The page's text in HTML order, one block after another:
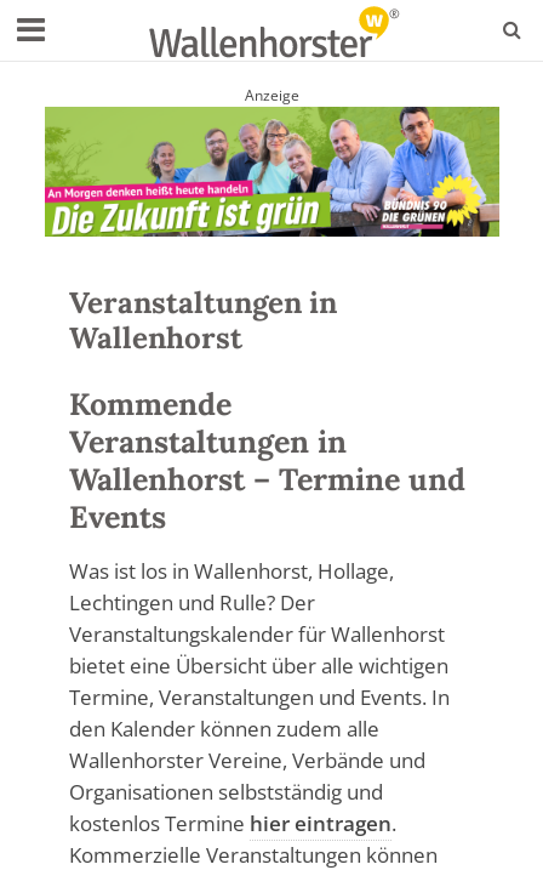
Anzeige
Veranstaltungen in
Wallenhorst
Kommende
Veranstaltungen in
Wallenhorst – Termine und
Events
Was ist los in Wallenhorst, Hollage,
Lechtingen und Rulle? Der
Veranstaltungskalender für Wallenhorst
bietet eine Übersicht über alle wichtigen
Termine, Veranstaltungen und Events. In
den Kalender können zudem alle
Wallenhorster Vereine, Verbände und
Organisationen selbstständig und
kostenlos Termine hier eintragen.
Kommerzielle Veranstaltungen können